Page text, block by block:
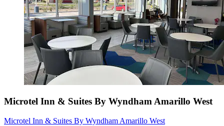
Microtel Inn & Suites By Wyndham Amarillo West
Microtel Inn & Suites By Wyndham Amarillo West